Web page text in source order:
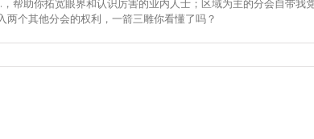
帮助你拓宽眼界和认识厉害的业内人士；区域为主的分会自带
两个其他分会的权利，一箭三雕你看懂了吗？